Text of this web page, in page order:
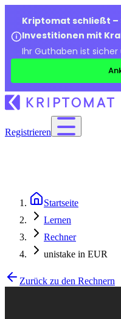
Kriptomat schließt –
Investitionen mit
Ihr Guthaben ist
Registrieren
Startseite
Lernen
Rechner
unistake in EUR
Zurück zu den Rechnern